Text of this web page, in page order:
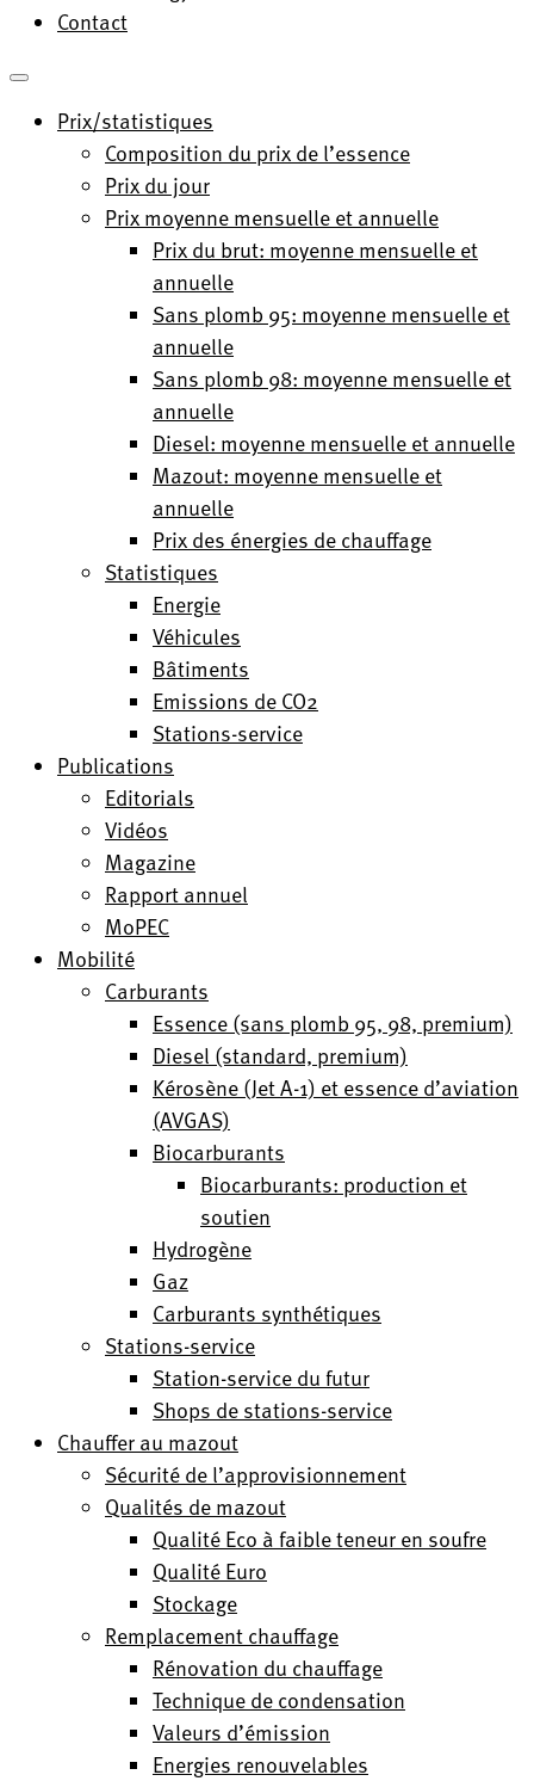
Contact
Prix/statistiques
Composition du prix de l’essence
Prix du jour
Prix moyenne mensuelle et annuelle
Prix du brut: moyenne mensuelle et
annuelle
Sans plomb 95: moyenne mensuelle et
annuelle
Sans plomb 98: moyenne mensuelle et
annuelle
Diesel: moyenne mensuelle et annuelle
Mazout: moyenne mensuelle et
annuelle
Prix des énergies de chauffage
Statistiques
Energie
Véhicules
Bâtiments
Emissions de CO2
Stations-service
Publications
Editorials
Vidéos
Magazine
Rapport annuel
MoPEC
Mobilité
Carburants
Essence (sans plomb 95, 98, premium)
Diesel (standard, premium)
Kérosène (Jet A-1) et essence d’aviation
(AVGAS)
Biocarburants
Biocarburants: production et
soutien
Hydrogène
Gaz
Carburants synthétiques
Stations-service
Station-service du futur
Shops de stations-service
Chauffer au mazout
Sécurité de l’approvisionnement
Qualités de mazout
Qualité Eco à faible teneur en soufre
Qualité Euro
Stockage
Remplacement chauffage
Rénovation du chauffage
Technique de condensation
Valeurs d’émission
Energies renouvelables